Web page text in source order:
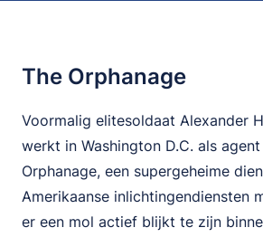
The Orphanage
Voormalig elitesoldaat Alexander
werkt in Washington D.C. als
Orphanage, een supergeheime
Amerikaanse inlichtingendiensten
er een mol actief blijkt te zijn